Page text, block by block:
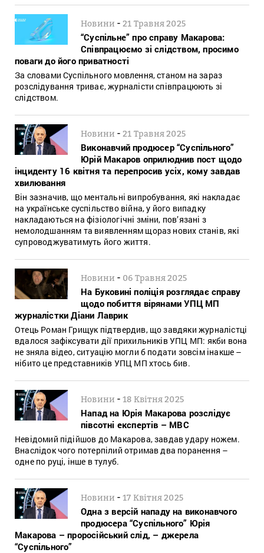
Новини -21 Травня 2025
“Суспільне” про справу Макарова:
Співпрацюємо зі слідством, просимо
поваги до його приватності
За словами Суспільного мовлення, станом на зараз
розслідування триває, журналісти співпрацюють зі
слідством.
Новини -21 Травня 2025
Виконавчий продюсер “Суспільного”
Юрій Макаров оприлюднив пост щодо
інциденту 16 квітня та перепросив усіх, кому завдав
хвилювання
Він зазначив, що ментальні випробування, які накладає
на українське суспільство війна, у його випадку
накладаються на фізіологічні зміни, пов’язані з
немолодшанням та виявленням щораз нових станів, які
супроводжуватимуть його життя.
Новини - 06 Травня 2025
На Буковині поліція розглядає справу
щодо побиття вірянами УПЦ МП
журналістки Діани Лаврик
Отець Роман Грищук підтвердив, що завдяки журналістці
вдалося зафіксувати дії прихильників УПЦ МП: якби вона
не зняла відео, ситуацію могли б подати зовсім інакше –
нібито це представників УПЦ МП хтось бив.
Новини -18 Квітня 2025
Напад на Юрія Макарова розслідує
півсотні експертів – МВС
Невідомий підійшов до Макарова, завдав удару ножем.
Внаслідок чого потерпілий отримав два поранення –
одне по руці, інше в тулуб.
Новини -17 Квітня 2025
Одна з версій нападу на виконавчого
продюсера “Суспільного” Юрія
Макарова – проросійський слід, – джерела
“Суспільного”